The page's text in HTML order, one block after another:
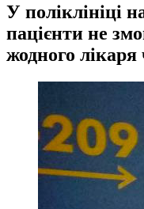
У поліклініці
пацієнти не
жодного лікаря